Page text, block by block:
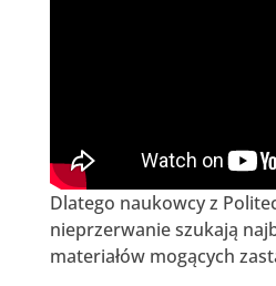
Dlatego naukowcy z
nieprzerwanie szukają
materiałów mogących